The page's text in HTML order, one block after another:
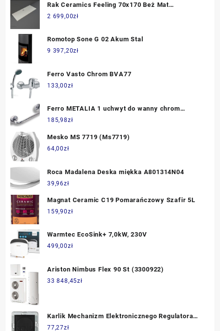
Rak Ceramics Feeling 70x170 Beż Mat
Rfbr070170S505
2 699,00zł
Romotop Sone G 02 Akum Stal
9 397,20zł
Ferro Vasto Chrom BVA77
133,00zł
Ferro METALIA 1 uchwyt do wanny chrom
(6132.0)
185,98zł
Mesko MS 7719 (Ms7719)
64,00zł
Roca Madalena Deska miękka A801314N04
39,96zł
Magnat Ceramic C19 Pomarańczowy Szafir 5L
159,90zł
Warmtec EcoSink+ 7,0kW, 230V
499,00zł
Ariston Nimbus Flex 90 St (3300922)
33 848,45zł
Karlik Mechanizm Elektronicznego Regulatora
Oświetlenia Przyciskowoobrotowego Czarny Mat
77,27zł